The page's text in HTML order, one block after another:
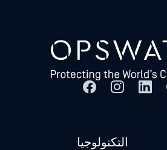
التكنولوجيا